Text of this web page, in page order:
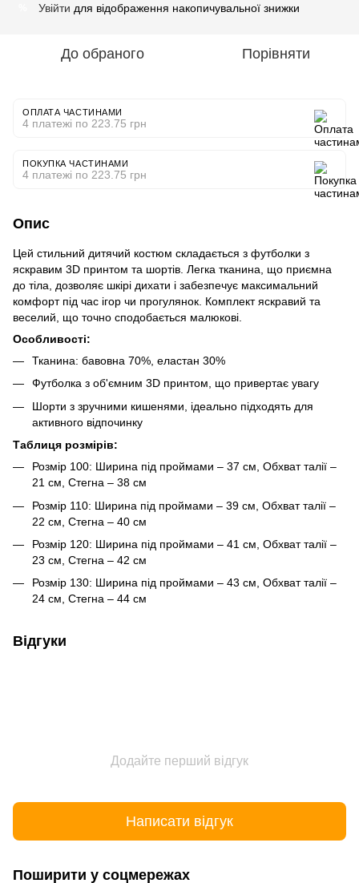
Увійти для відображення накопичувальної знижки
До обраного Порівняти
ОПЛАТА ЧАСТИНАМИ
4 платежі по 223.75 грн
ПОКУПКА ЧАСТИНАМИ
4 платежі по 223.75 грн
Опис
Цей стильний дитячий костюм складається з футболки з
яскравим 3D принтом та шортів. Легка тканина, що приємна
до тіла, дозволяє шкірі дихати і забезпечує максимальний
комфорт під час ігор чи прогулянок. Комплект яскравий та
веселий, що точно сподобається малюкові.
Особливості:
Тканина: бавовна 70%, еластан 30%
Футболка з об'ємним 3D принтом, що привертає увагу
Шорти з зручними кишенями, ідеально підходять для
активного відпочинку
Таблиця розмірів:
Розмір 100: Ширина під проймами – 37 см, Обхват талії –
21 см, Стегна – 38 см
Розмір 110: Ширина під проймами – 39 см, Обхват талії –
22 см, Стегна – 40 см
Розмір 120: Ширина під проймами – 41 см, Обхват талії –
23 см, Стегна – 42 см
Розмір 130: Ширина під проймами – 43 см, Обхват талії –
24 см, Стегна – 44 см
Відгуки
Додайте перший відгук
Написати відгук
Поширити у соцмережах